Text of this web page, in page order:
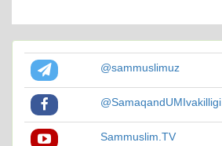
@sammuslimuz
@SamaqandUMIvakilligi
Sammuslim.TV